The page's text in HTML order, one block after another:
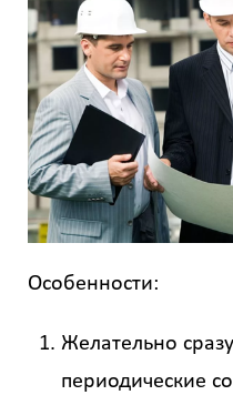
Особенности:
Желательно
периодические